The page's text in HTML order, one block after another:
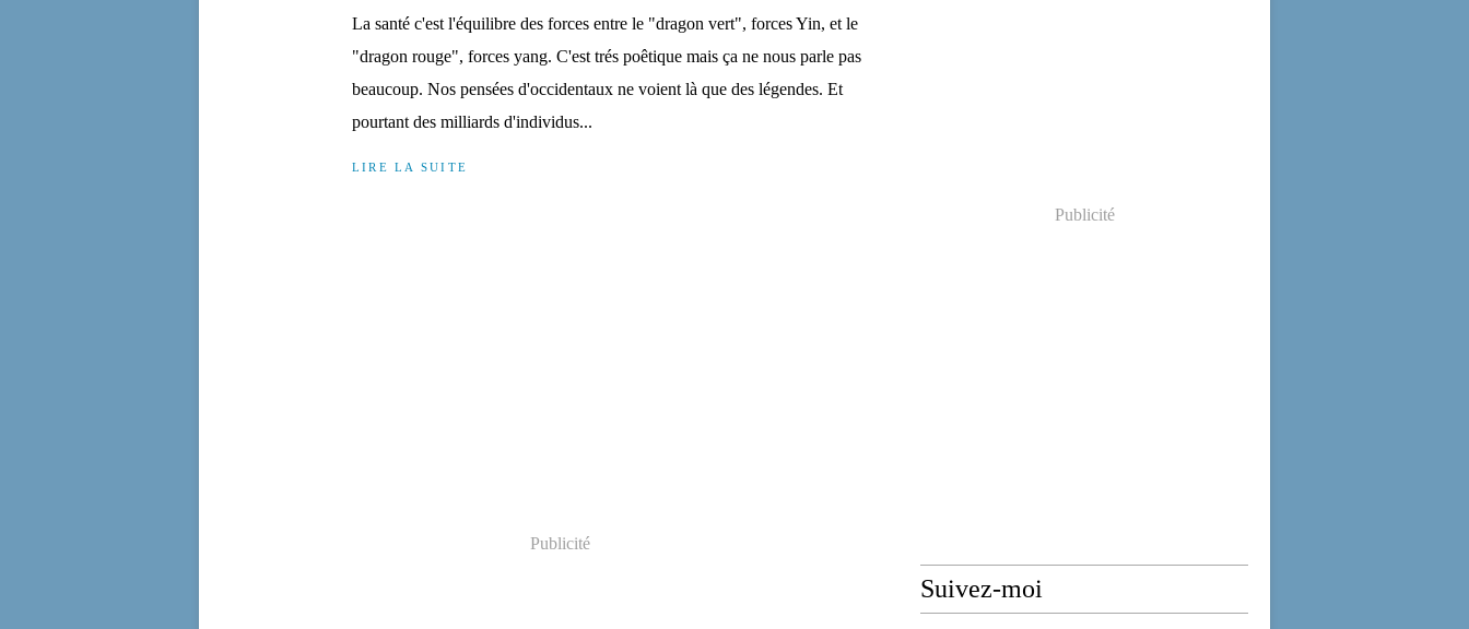
La santé c'est l'équilibre des forces entre le "dragon vert", forces Yin, et le
"dragon rouge", forces yang. C'est trés poêtique mais ça ne nous parle pas
beaucoup. Nos pensées d'occidentaux ne voient là que des légendes. Et
pourtant des milliards d'individus...
LIRE LA SUITE
Publicité
Publicité
Suivez-moi